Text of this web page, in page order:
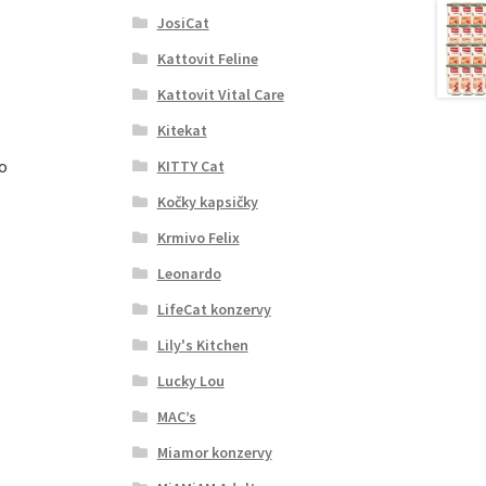
JosiCat
Kattovit Feline
Kattovit Vital Care
Kitekat
KITTY Cat
Kočky kapsičky
Krmivo Felix
Leonardo
LifeCat konzervy
Lily's Kitchen
Lucky Lou
MAC’s
Miamor konzervy